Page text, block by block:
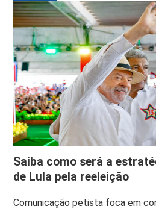
Saiba como será a
de Lula pela reeleição
Comunicação petista foca em